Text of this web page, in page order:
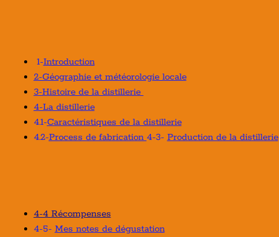
1-Introduction
2-Géographie et météorologie locale
3-Histoire de la distillerie
4-La distillerie
4.1-Caractéristiques de la distillerie
4.2-Process de fabrication 4-3- Production de la distillerie
4-4 Récompenses
4-5- Mes notes de dégustation